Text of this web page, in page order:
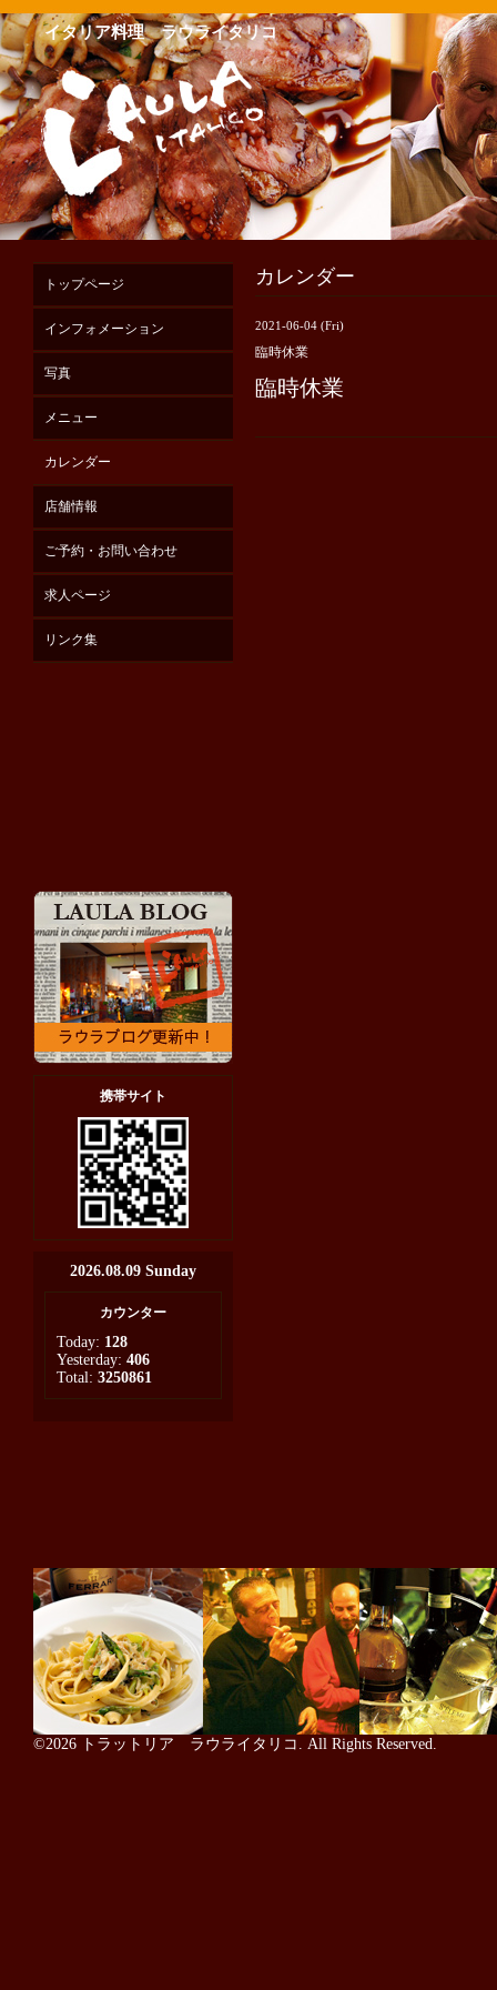
イタリア料理 ラウライタリコ
カレンダー
2021-06-04 (Fri)
臨時休業
臨時休業
トップページ
インフォメーション
写真
メニュー
カレンダー
店舗情報
ご予約・お問い合わせ
求人ページ
リンク集
携帯サイト
2026.08.09 Sunday
カウンター
Today: 128
Yesterday: 406
Total: 3250861
©2026 トラットリア ラウライタリコ . All Rights Reserved.